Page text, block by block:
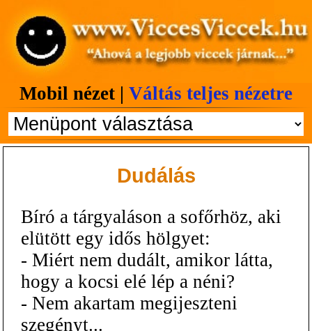
Mobil nézet | Váltás teljes nézetre
Dudálás
Bíró a tárgyaláson a sofőrhöz, aki
elütött egy idős hölgyet:
- Miért nem dudált, amikor látta,
hogy a kocsi elé lép a néni?
- Nem akartam megijeszteni
szegényt...